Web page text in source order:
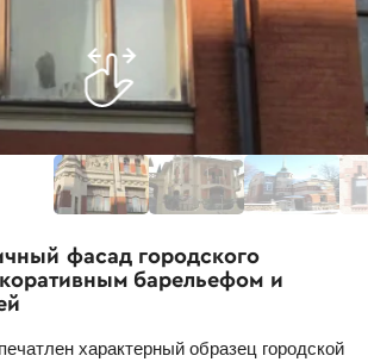
фасад городского
барельефом и
характерный образец городской